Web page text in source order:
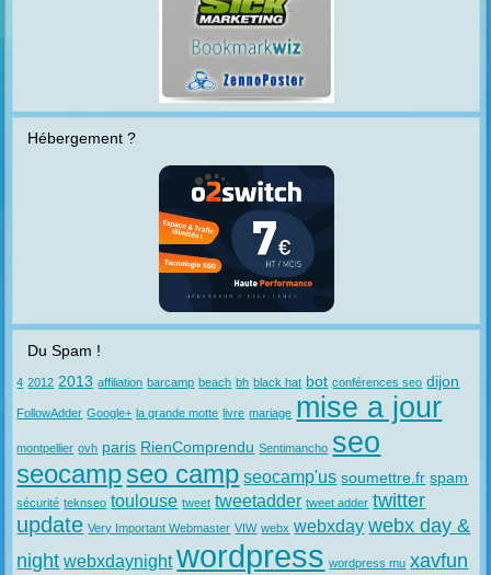
Hébergement ?
Du Spam !
4 2012 2013 affiliation barcamp beach bh black hat bot conférences seo dijon
FollowAdder Google+ la grande motte livre mariage mise a jour
montpellier ovh paris RienComprendu Sentimancho seo
seocampseo camp seocamp'us soumettre.fr spam
sécurité teknseo toulouse tweet tweetadder tweet adder twitter
update Very Important Webmaster VIW webx webxday webx day &
night webxdaynight wordpress wordpress mu xavfun